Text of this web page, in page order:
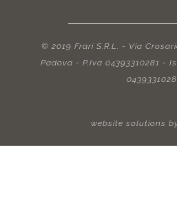
© 2019 Frari S.R.L. - Via
Padova - P.Iva 04393310281 -
website solutions